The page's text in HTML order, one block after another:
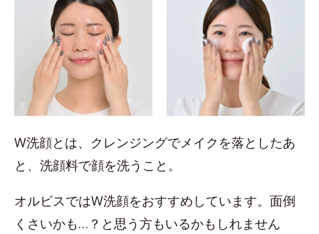
W洗顔とは、クレンジングでメイクを落としたあ
と、洗顔料で顔を洗うこと。
オルビスではW洗顔をおすすめしています。面倒
くさいかも…？と思う方もいるかもしれません